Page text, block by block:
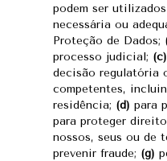
podem ser
necessária ou
Proteção de Dados;
processo judicial; (c)
decisão regulatória
competentes,
residência; (d) para
para proteger
nossos, seus ou de
prevenir fraude; (g)